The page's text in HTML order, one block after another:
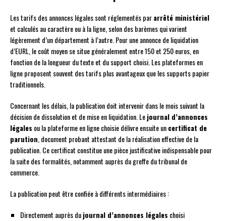
Les tarifs des annonces légales sont réglementés pararrêté ministériel
et calculés au caractère ou à la ligne, selon des barèmes qui varient
légèrement d’un département à l’autre. Pour une annonce de liquidation
d’EURL, le coût moyen se situe généralement entre 150 et 250 euros, en
fonction de la longueur du texte et du support choisi. Les plateformes en
ligne proposent souvent des tarifs plus avantageux que les supports papier
traditionnels.
Concernant les délais, la publication doit intervenir dans le mois suivant la
décision de dissolution et de mise en liquidation. Lejournal d’annonces
légales ou la plateforme en ligne choisie délivre ensuite uncertificat de
parution, document probant attestant de la réalisation effective de la
publication. Ce certificat constitue une pièce justificative indispensable pour
la suite des formalités, notamment auprès du greffe du tribunal de
commerce.
La publication peut être confiée à différents intermédiaires :
Directement auprès dujournal d’annonces légales choisi